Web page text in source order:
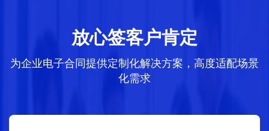
放心签客户肯定
为企业电子合同提供定制化解决方案，高度适配场景
化需求